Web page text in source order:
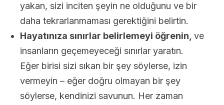
yakan, sizi inciten şeyin ne olduğunu ve bir
daha tekrarlanmaması gerektiğini belirtin.
Hayatınıza sınırlar belirlemeyi öğrenin, ve
insanların geçemeyeceği sınırlar yaratın.
Eğer birisi sizi sıkan bir şey söylerse, izin
vermeyin – eğer doğru olmayan bir şey
söylerse, kendinizi savunun. Her zaman